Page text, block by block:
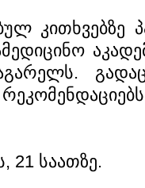
კითხვებზე
21 საათზე.